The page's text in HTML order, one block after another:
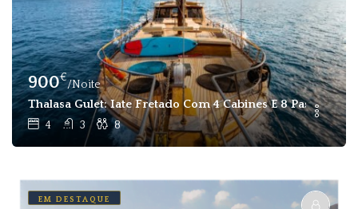
900€
/Noite
Thalasa Gulet: Iate Fretado Com 4 Cabines E 8
4 3 8
EM DESTAQUE